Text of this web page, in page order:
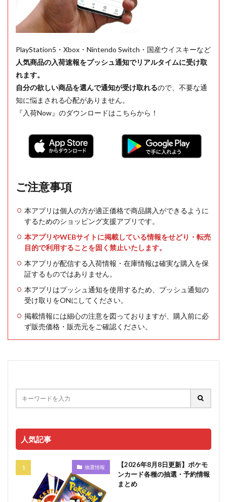
PlayStation5・Xbox・Nintendo Switch・国産ウイスキーなど
人気商品の入荷速報をプッシュ通知でリアルタイムに受け取
れます。
自分の欲しい商品を選んで通知が受け取れるので、不要な通
知に悩まされる心配がありません。
『入荷Now』のダウンロードはこちらから！
ご注意事項
本アプリは個人の方が適正価格で商品購入ができるように
するためのショッピング支援アプリです。
本アプリやWEBサイトに掲載している情報をせどり・転売
目的で利用することを固く禁止いたします。
本アプリが配信する入荷情報・在庫情報は確実な購入を保
証するものではありません。
本アプリはプッシュ通知を使用するため、プッシュ通知の
受け取りをONにしてください。
掲載情報には細心の注意を図っておりますが、購入前に必
ず販売価格・販売元をご確認ください。
人気記事
抽選情報
【2026年8月8日更新】ポケモ
ンカード各種の抽選・予約情報
まとめ